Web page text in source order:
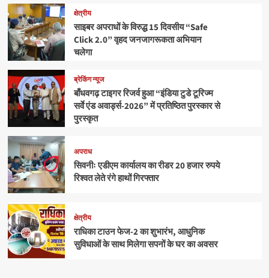
क्षेत्रीय
साइबर अपराधों के विरुद्ध 15 दिवसीय “Safe
Click 2.0” वृहद जनजागरूकता अभियान
चलेगा
ब्रेकिंग न्यूज
बाँधवगढ़ टाइगर रिजर्व हुआ “इंडिया टुडे टूरिज्म
सर्वे एंड अवार्ड्स-2026” में प्रतिष्ठित पुरस्कार से
पुरस्कृत
अपराध
सिवनीः एडीएम कार्यालय का रीडर 20 हजार रुपये
रिश्वत लेते रंगे हाथों गिरफ्तार
क्षेत्रीय
राधिका टाउन फेज-2 का शुभारंभ, आधुनिक
सुविधाओं के साथ मिलेगा सपनों के घर का अवसर